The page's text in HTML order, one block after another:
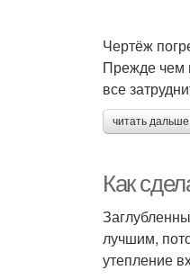
Чертёж
Прежде чем
все
читать
Как
лучшим,
утепление